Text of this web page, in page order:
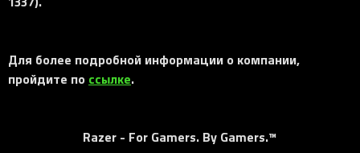
Для более подробной информации о компании,
пройдите по ссылке.
Razer - For Gamers. By Gamers.™